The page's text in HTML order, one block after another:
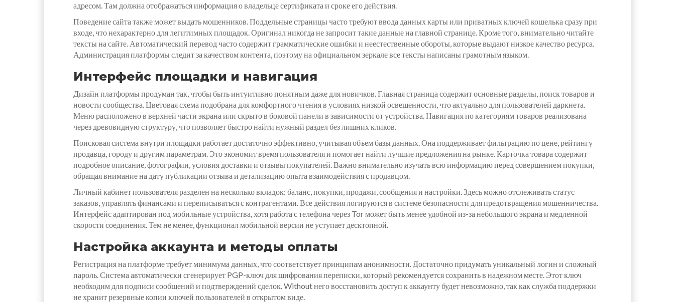
адресом. Там должна отображаться информация о владельце сертификата и сроке его действия.
Поведение сайта также может выдать мошенников. Поддельные страницы часто требуют ввода данных карты или приватных ключей кошелька сразу при
входе, что нехарактерно для легитимных площадок. Оригинал никогда не запросит такие данные на главной странице. Кроме того, внимательно читайте
тексты на сайте. Автоматический перевод часто содержит грамматические ошибки и неестественные обороты, которые выдают низкое качество ресурса.
Администрация платформы следит за качеством контента, поэтому на официальном зеркале все тексты написаны грамотным языком.
Интерфейс площадки и навигация
Дизайн платформы продуман так, чтобы быть интуитивно понятным даже для новичков. Главная страница содержит основные разделы, поиск товаров и
новости сообщества. Цветовая схема подобрана для комфортного чтения в условиях низкой освещенности, что актуально для пользователей даркнета.
Меню расположено в верхней части экрана или скрыто в боковой панели в зависимости от устройства. Навигация по категориям товаров реализована
через древовидную структуру, что позволяет быстро найти нужный раздел без лишних кликов.
Поисковая система внутри площадки работает достаточно эффективно, учитывая объем базы данных. Она поддерживает фильтрацию по цене, рейтингу
продавца, городу и другим параметрам. Это экономит время пользователя и помогает найти лучшие предложения на рынке. Карточка товара содержит
подробное описание, фотографии, условия доставки и отзывы покупателей. Важно внимательно изучать всю информацию перед совершением покупки,
обращая внимание на дату публикации отзыва и детализацию опыта взаимодействия с продавцом.
Личный кабинет пользователя разделен на несколько вкладок: баланс, покупки, продажи, сообщения и настройки. Здесь можно отслеживать статус
заказов, управлять финансами и переписываться с контрагентами. Все действия логируются в системе безопасности для предотвращения мошенничества.
Интерфейс адаптирован под мобильные устройства, хотя работа с телефона через Tor может быть менее удобной из-за небольшого экрана и медленной
скорости соединения. Тем не менее, функционал мобильной версии не уступает десктопной.
Настройка аккаунта и методы оплаты
Регистрация на платформе требует минимума данных, что соответствует принципам анонимности. Достаточно придумать уникальный логин и сложный
пароль. Система автоматически сгенерирует PGP-ключ для шифрования переписки, который рекомендуется сохранить в надежном месте. Этот ключ
необходим для подписи сообщений и подтверждений сделок. Without него восстановить доступ к аккаунту будет невозможно, так как служба поддержки
не хранит резервные копии ключей пользователей в открытом виде.